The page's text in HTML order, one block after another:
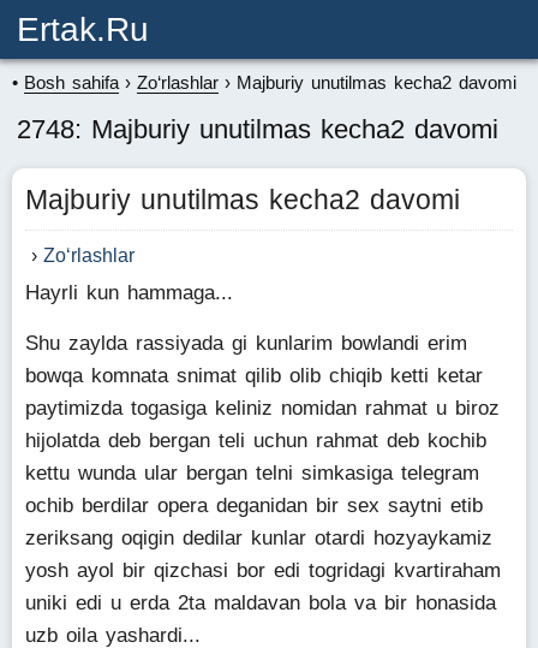
Ertak.ru
Bosh sahifa Zo‘rlashlar Majburiy unutilmas kecha2 davomi
2748: Majburiy unutilmas kecha2 davomi
Majburiy unutilmas kecha2 davomi
Zo‘rlashlar
Hayrli kun hammaga...
Shu zaylda rassiyada gi kunlarim bowlandi erim
bowqa komnata snimat qilib olib chiqib ketti ketar
paytimizda togasiga keliniz nomidan rahmat u biroz
hijolatda deb bergan teli uchun rahmat deb kochib
kettu wunda ular bergan telni simkasiga telegram
ochib berdilar opera deganidan bir sex saytni etib
zeriksang oqigin dedilar kunlar otardi hozyaykamiz
yosh ayol bir qizchasi bor edi togridagi kvartiraham
uniki edi u erda 2ta maldavan bola va bir honasida
uzb oila yashardi...